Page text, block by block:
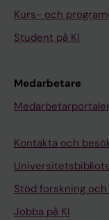
Kurs- och
Student på KI
Medarbetare
Kontakta och
Stöd forskning
Jobba på KI